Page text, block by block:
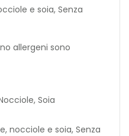
e soia, Senza
allergeni sono
Soia
nocciole e soia, Senza